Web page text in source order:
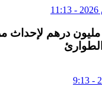
فاس تخصص 40 مليون درهم